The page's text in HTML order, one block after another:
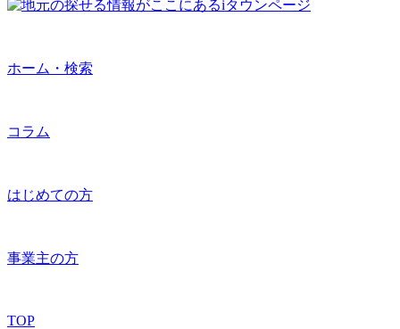
ホーム・検索
コラム
はじめての方
事業主の方
TOP